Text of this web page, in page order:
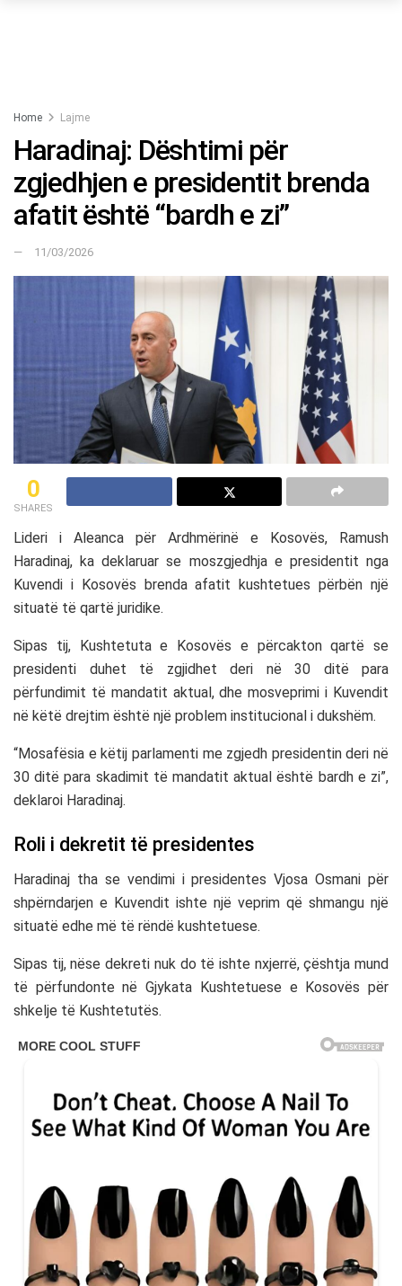
Home Lajme
Haradinaj: Dështimi për
zgjedhjen e presidentit brenda
afatit është “bardh e zi”
11/03/2026
0
SHARES
Lideri i Aleanca për Ardhmërinë e Kosovës, Ramush
Haradinaj, ka deklaruar se moszgjedhja e presidentit nga
Kuvendi i Kosovës brenda afatit kushtetues përbën një
situatë të qartë juridike.
Sipas tij, Kushtetuta e Kosovës e përcakton qartë se
presidenti duhet të zgjidhet deri në 30 ditë para
përfundimit të mandatit aktual, dhe mosveprimi i Kuvendit
në këtë drejtim është një problem institucional i dukshëm.
“Mosafësia e këtij parlamenti me zgjedh presidentin deri në
30 ditë para skadimit të mandatit aktual është bardh e zi”,
deklaroi Haradinaj.
Roli i dekretit të presidentes
Haradinaj tha se vendimi i presidentesVjosa Osmani për
shpërndarjen e Kuvendit ishte një veprim që shmangu një
situatë edhe më të rëndë kushtetuese.
Sipas tij, nëse dekreti nuk do të ishte nxjerrë, çështja mund
të përfundonte nëGjykata Kushtetuese e Kosovës për
shkelje të Kushtetutës.